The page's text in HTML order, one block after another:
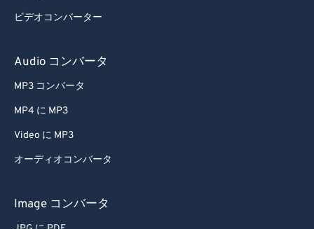
ビデオコンバーター
Audio コンバータ
MP3 コンバータ
MP4 に MP3
Video に MP3
オーディオコンバータ
Image コンバータ